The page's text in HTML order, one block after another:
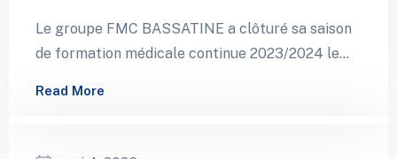
Le groupe FMC BASSATINE a clôturé sa saison
de formation médicale continue 2023/2024 le
Read More